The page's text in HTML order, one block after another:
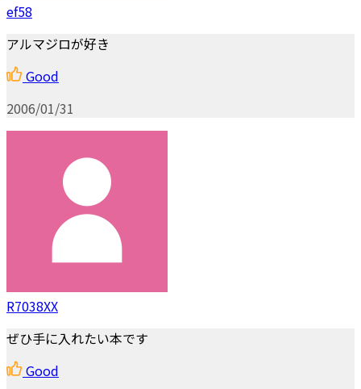
ef58
アルマジロが好き
Good
2006/01/31
R7038XX
ぜひ手に入れたい本です
Good